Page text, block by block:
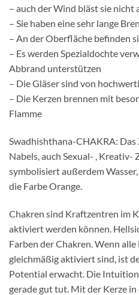
– auch der Wind bläst sie nicht
– Sie haben eine sehr lange
– An der Oberfläche befinden
– Es werden Spezialdochte
Abbrand unterstützen
– Die Gläser sind von
– Die Kerzen brennen mit
Flamme
Swadhishthana-CHAKRA:
Nabels, auch Sexual- , Kreativ-
symbolisiert außerdem
die Farbe Orange.
Chakren sind Kraftzentren im
aktiviert werden können.
Farben der Chakren. Wenn
gleichmäßig aktiviert sind, ist
Potential erwacht. Die Intuition
gerade gut tut. Mit der Kerze